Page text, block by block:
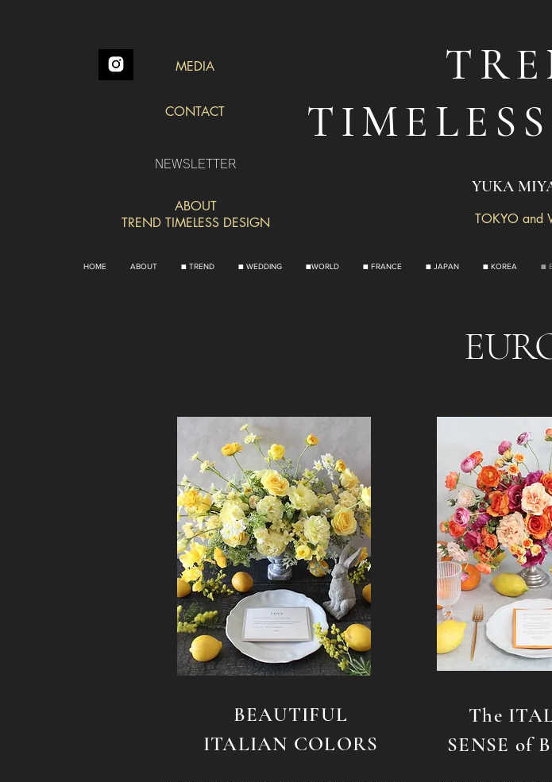
MEDIA
CONTACT
NEWSLETTER
ABOUT
TREND TIMELESS DESIGN
YUKA
TOKYO and
HOME ABOUT ■ TREND ■ WEDDING ■WORLD ■ FRANCE ■ JAPAN ■ KOREA ■
The
SENSE of
BEAUTIFUL
ITALIAN COLORS